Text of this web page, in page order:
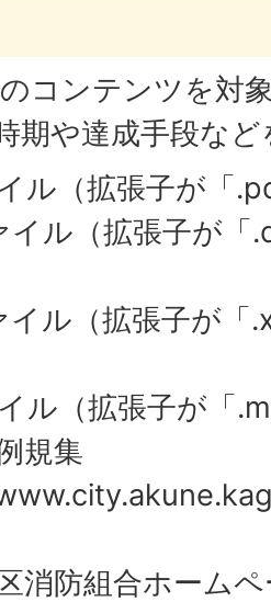
コンテンツを対
期や達成手段な
ル（拡張子が「
イル（拡張子が「
イル（拡張子が「
ル（拡張子が「
規集
消防組合ホーム